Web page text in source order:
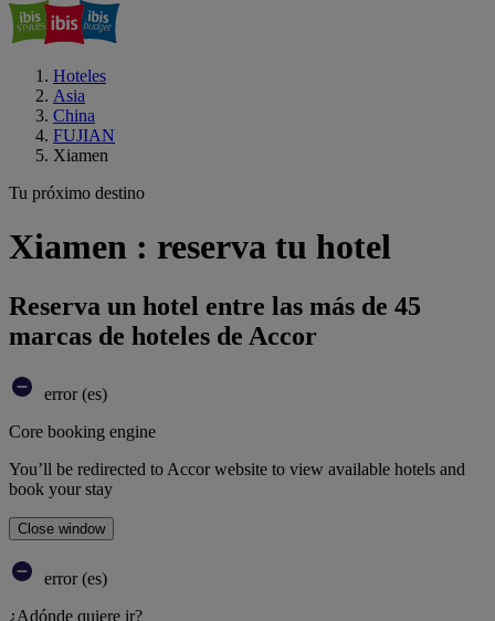
Hoteles
Asia
China
FUJIAN
Xiamen
Tu próximo destino
Xiamen : reserva tu hotel
Reserva un hotel entre las más de 45
marcas de hoteles de Accor
error (es)
Core booking engine
You’ll be redirected to Accor website to view available hotels and
book your stay
Close window
error (es)
¿Adónde quiere ir?